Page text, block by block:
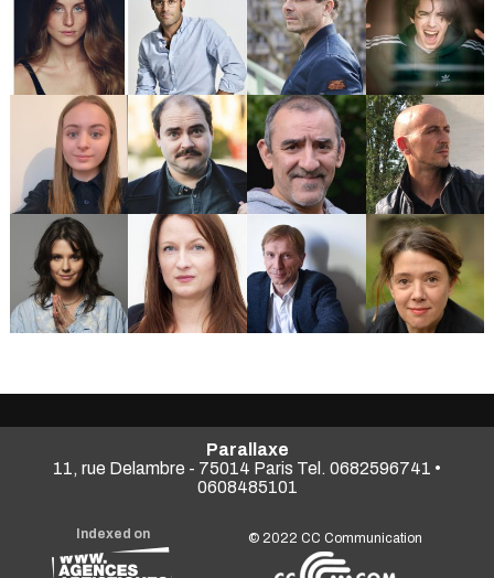
Parallaxe
11, rue Delambre - 75014 Paris Tel. 0682596741 •
0608485101
Indexed on © 2022CC Communication